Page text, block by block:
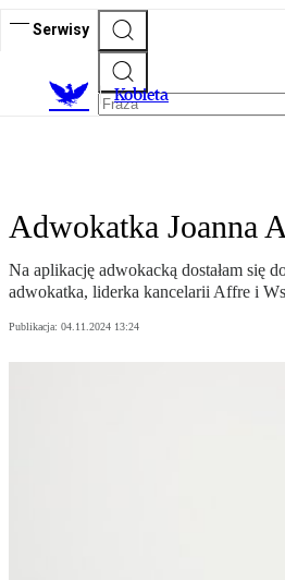
Serwisy
Kobieta
Adwokatka Joanna
Na aplikację adwokacką dostałam się
adwokatka, liderka kancelarii Affre i
Publikacja: 04.11.2024 13:24